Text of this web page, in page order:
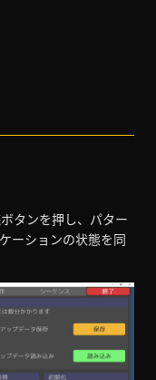
タンを押し、パター
ーションの状態を同